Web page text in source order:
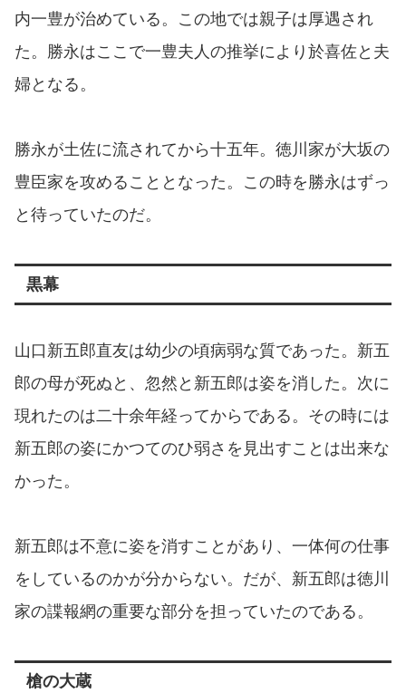
内一豊が治めている。この地では親子は厚遇され
た。勝永はここで一豊夫人の推挙により於喜佐と夫
婦となる。
勝永が土佐に流されてから十五年。徳川家が大坂の
豊臣家を攻めることとなった。この時を勝永はずっ
と待っていたのだ。
黒幕
山口新五郎直友は幼少の頃病弱な質であった。新五
郎の母が死ぬと、忽然と新五郎は姿を消した。次に
現れたのは二十余年経ってからである。その時には
新五郎の姿にかつてのひ弱さを見出すことは出来な
かった。
新五郎は不意に姿を消すことがあり、一体何の仕事
をしているのかが分からない。だが、新五郎は徳川
家の諜報網の重要な部分を担っていたのである。
槍の大蔵